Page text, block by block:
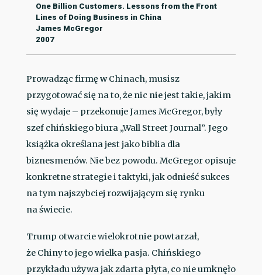
One Billion Customers. Lessons from the Front
Lines of Doing Business in China
James McGregor
2007
Prowadząc firmę w Chinach, musisz
przygotować się na to, że nic nie jest takie, jakim
się wydaje – przekonuje James McGregor, były
szef chińskiego biura „Wall Street Journal”. Jego
książka określana jest jako biblia dla
biznesmenów. Nie bez powodu. McGregor opisuje
konkretne strategie i taktyki, jak odnieść sukces
na tym najszybciej rozwijającym się rynku
na świecie.
Trump otwarcie wielokrotnie powtarzał,
że Chiny to jego wielka pasja. Chińskiego
przykładu używa jak zdarta płyta, co nie umknęło